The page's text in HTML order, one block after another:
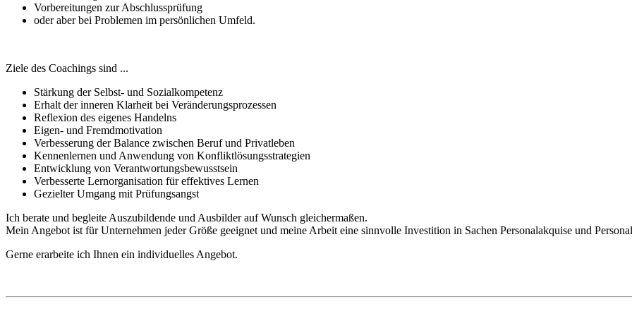
Vorbereitungen zur Abschlussprüfung
oder aber bei Problemen im persönlichen Umfeld.
Ziele des Coachings sind ...
Stärkung der Selbst- und Sozialkompetenz
Erhalt der inneren Klarheit bei Veränderungsprozessen
Reflexion des eigenes Handelns
Eigen- und Fremdmotivation
Verbesserung der Balance zwischen Beruf und Privatleben
Kennenlernen und Anwendung von Konfliktlösungsstrategien
Entwicklung von Verantwortungsbewusstsein
Verbesserte Lernorganisation für effektives Lernen
Gezielter Umgang mit Prüfungsangst
Ich berate und begleite Auszubildende und Ausbilder auf Wunsch gleichermaßen.
Mein Angebot ist für Unternehmen jeder Größe geeignet und meine Arbeit eine sinnvolle Investition in Sachen Personalakquise und
Gerne erarbeite ich Ihnen ein individuelles Angebot.